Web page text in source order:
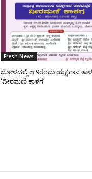
Fresh News
ಬೋಳದಲ್ಲಿ ಆ.9ರಂದು ಯಕ್ಷಗಾನ
‘ವೀರಮಣಿ ಕಾಳಗ’